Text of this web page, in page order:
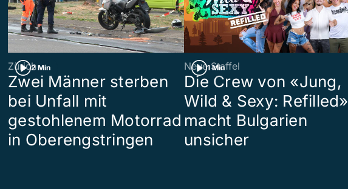
2 Min
Zürich
Zwei Männer sterben
bei Unfall mit
gestohlenem Motorrad
in Oberengstringen
1 Min
Neue Staffel
Die Crew von «Jung,
Wild & Sexy: Refilled»
macht Bulgarien
unsicher